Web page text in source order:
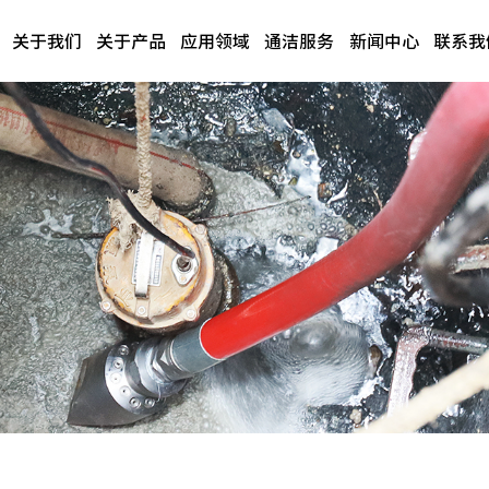
关于我们 关于产品 应用领域 通洁服务 新闻中心 联系